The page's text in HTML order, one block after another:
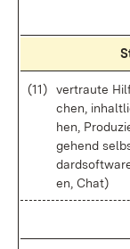
(11)
ver­trau­te
chen,
hen,
ge­hend
en, Chat)